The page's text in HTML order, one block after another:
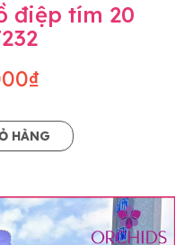
điệp tím 20
HÀNG